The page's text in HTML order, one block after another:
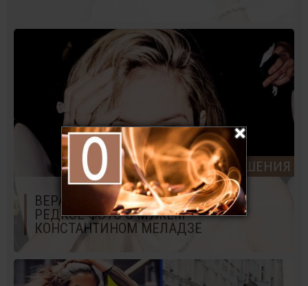
ОТНОШЕНИЯ
ВЕРА БРЕЖНЕВА ОПУБЛИКОВАЛА
РЕДКОЕ ФОТО С МУЖЕМ
КОНСТАНТИНОМ МЕЛАДЗЕ